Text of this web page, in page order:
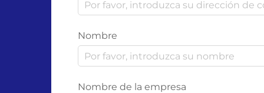
Nombre
Nombre de la empresa